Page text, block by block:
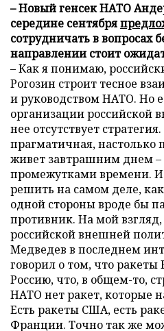
– Новый генсек НАТО
середине сентября
сотрудничать в вопросах
направлении стоит
– Как я понимаю,
Рогозин строит тесное
и руководством НАТО. Но
организации российской
нее отсутствует
прагматичная, настолько
живет завтрашним днем
промежутками времени. И
решить на самом деле,
одной стороны вроде бы
противник. На мой взгляд,
российской внешней
Медведев в последнем
говорил о том, что
Россию, что, в общем-то,
НАТО нет ракет, которые
Есть ракеты США, есть
Франции. Точно так же